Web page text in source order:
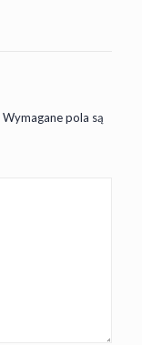
Wymagane pola są